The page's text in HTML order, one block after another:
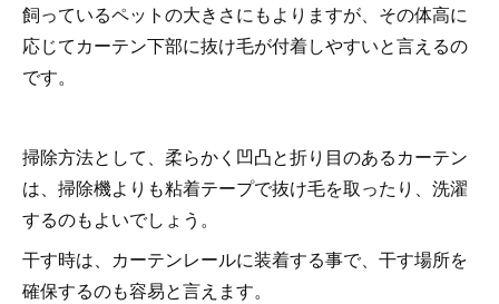
飼っているペットの大きさにもよりますが、その体高に
応じてカーテン下部に抜け毛が付着しやすいと言えるの
です。
掃除方法として、柔らかく凹凸と折り目のあるカーテン
は、掃除機よりも粘着テープで抜け毛を取ったり、洗濯
するのもよいでしょう。
干す時は、カーテンレールに装着する事で、干す場所を
確保するのも容易と言えます。